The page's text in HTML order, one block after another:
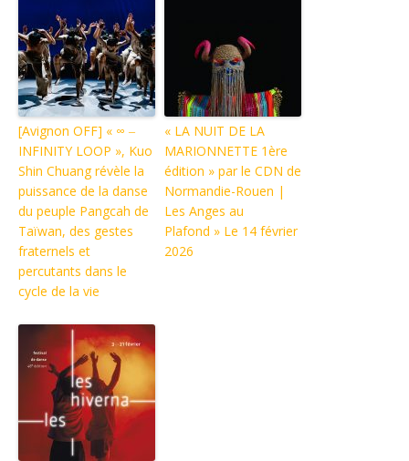
[Avignon OFF] « ∞ ‒
INFINITY LOOP », Kuo
Shin Chuang révèle la
puissance de la danse
du peuple Pangcah de
Taïwan, des gestes
fraternels et
percutants dans le
cycle de la vie
« LA NUIT DE LA
MARIONNETTE 1ère
édition » par le CDN de
Normandie-Rouen |
Les Anges au
Plafond » Le 14 février
2026